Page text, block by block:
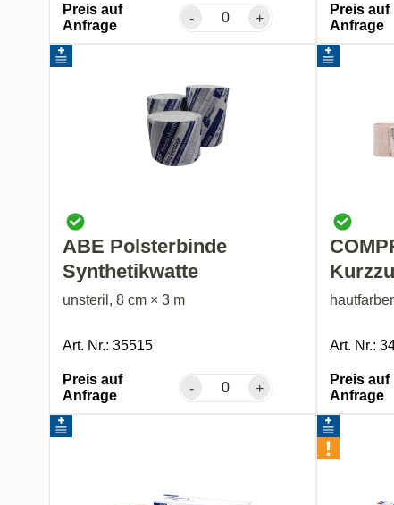
Preis auf
Anfrage
- +
Preis auf
Anfrage
ABE Polsterbinde
Synthetikwatte
unsteril, 8 cm × 3 m
Art. Nr.: 35515
Preis auf
Anfrage
- +
Art. Nr.:
Preis auf
Anfrage